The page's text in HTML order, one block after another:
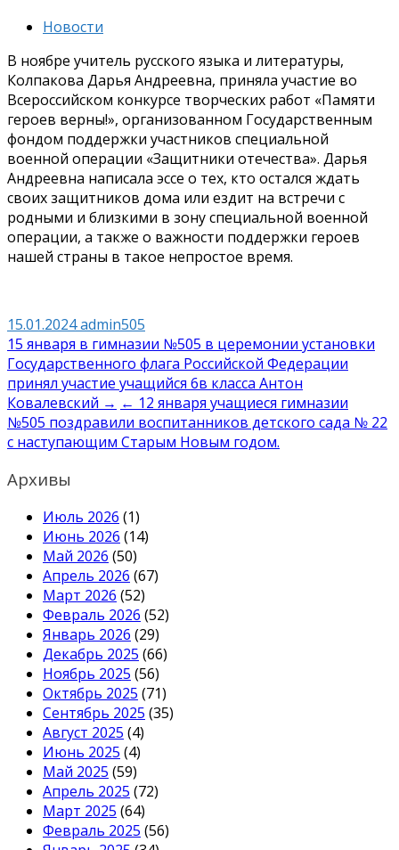
Новости
В ноябре учитель русского языка и литературы,
Колпакова Дарья Андреевна, приняла участие во
Всероссийском конкурсе творческих работ «Памяти
героев верны!», организованном Государственным
фондом поддержки участников специальной
военной операции «Защитники отечества». Дарья
Андреевна написала эссе о тех, кто остался ждать
своих защитников дома или ездит на встречи с
родными и близкими в зону специальной военной
операции, а также о важности поддержки героев
нашей страны в такое непростое время.
15.01.2024admin505
Навигация
по
записям
15 января в гимназии №505 в церемонии установки
Государственного флага Российской Федерации
принял участие учащийся 6в класса Антон
Ковалевский → ← 12 января учащиеся гимназии
№505 поздравили воспитанников детского сада № 22
с наступающим Старым Новым годом.
Архивы
Июль 2026 (1)
Июнь 2026 (14)
Май 2026 (50)
Апрель 2026 (67)
Март 2026 (52)
Февраль 2026 (52)
Январь 2026 (29)
Декабрь 2025 (66)
Ноябрь 2025 (56)
Октябрь 2025 (71)
Сентябрь 2025 (35)
Август 2025 (4)
Июнь 2025 (4)
Май 2025 (59)
Апрель 2025 (72)
Март 2025 (64)
Февраль 2025 (56)